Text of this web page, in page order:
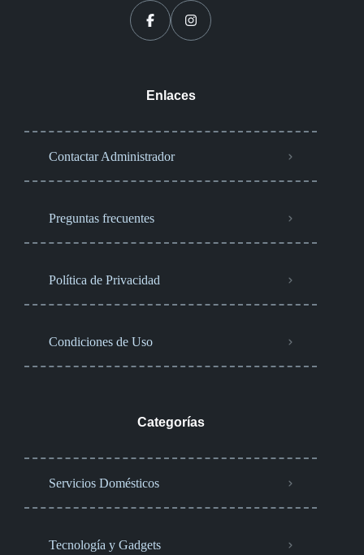
Enlaces
Contactar Administrador
Preguntas frecuentes
Política de Privacidad
Condiciones de Uso
Categorías
Servicios Domésticos
Tecnología y Gadgets